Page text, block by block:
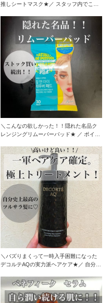
推しシートマスク★／ スタッフ内でこれ
＼こんなの欲しかった！！隠れた名品ク
レンジングリムーバーパッド★ ／ ポイン
＼バズりまくって一時入手困難になった
デコルテAQの実力派ヘアケア★／ 自分史